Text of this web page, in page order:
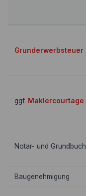
Grunderwerbsteuer
ggf. Maklercourtage
Notar- und Grundbuch
Baugenehmigung